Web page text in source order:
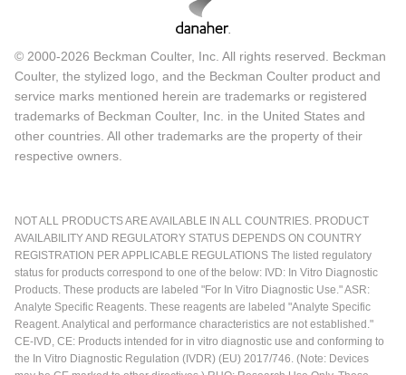
© 2000-2026 Beckman Coulter, Inc. All rights reserved. Beckman
Coulter, the stylized logo, and the Beckman Coulter product and
service marks mentioned herein are trademarks or registered
trademarks of Beckman Coulter, Inc. in the United States and
other countries. All other trademarks are the property of their
respective owners.
NOT ALL PRODUCTS ARE AVAILABLE IN ALL COUNTRIES. PRODUCT
AVAILABILITY AND REGULATORY STATUS DEPENDS ON COUNTRY
REGISTRATION PER APPLICABLE REGULATIONS The listed regulatory
status for products correspond to one of the below: IVD: In Vitro Diagnostic
Products. These products are labeled "For In Vitro Diagnostic Use." ASR:
Analyte Specific Reagents. These reagents are labeled "Analyte Specific
Reagent. Analytical and performance characteristics are not established."
CE-IVD, CE: Products intended for in vitro diagnostic use and conforming to
the In Vitro Diagnostic Regulation (IVDR) (EU) 2017/746. (Note: Devices